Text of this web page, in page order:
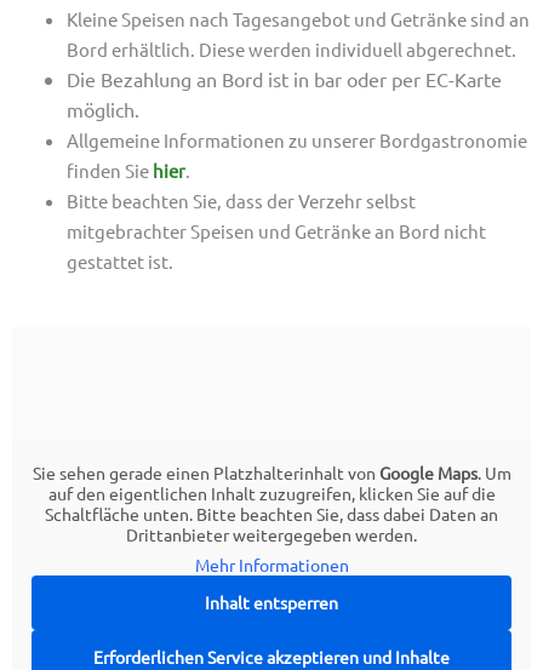
Kleine Speisen nach Tagesangebot und Getränke sind an
Bord erhältlich. Diese werden individuell abgerechnet.
Die Bezahlung an Bord ist in bar oder per EC-Karte
möglich.
Allgemeine Informationen zu unserer Bordgastronomie
finden Sie hier.
Bitte beachten Sie, dass der Verzehr selbst
mitgebrachter Speisen und Getränke an Bord nicht
gestattet ist.
Sie sehen gerade einen Platzhalterinhalt von Google Maps. Um
auf den eigentlichen Inhalt zuzugreifen, klicken Sie auf die
Schaltfläche unten. Bitte beachten Sie, dass dabei Daten an
Drittanbieter weitergegeben werden.
Mehr Informationen
Inhalt entsperren
Erforderlichen Service akzeptieren und Inhalte